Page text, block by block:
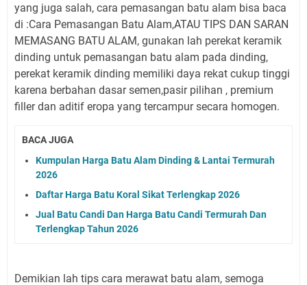
yang juga salah, cara pemasangan batu alam bisa baca
di :Cara Pemasangan Batu Alam,ATAU TIPS DAN SARAN
MEMASANG BATU ALAM, gunakan lah perekat keramik
dinding untuk pemasangan batu alam pada dinding,
perekat keramik dinding memiliki daya rekat cukup tinggi
karena berbahan dasar semen,pasir pilihan , premium
filler dan aditif eropa yang tercampur secara homogen.
BACA JUGA
Kumpulan Harga Batu Alam Dinding & Lantai Termurah
2026
Daftar Harga Batu Koral Sikat Terlengkap 2026
Jual Batu Candi Dan Harga Batu Candi Termurah Dan
Terlengkap Tahun 2026
Demikian lah tips cara merawat batu alam, semoga